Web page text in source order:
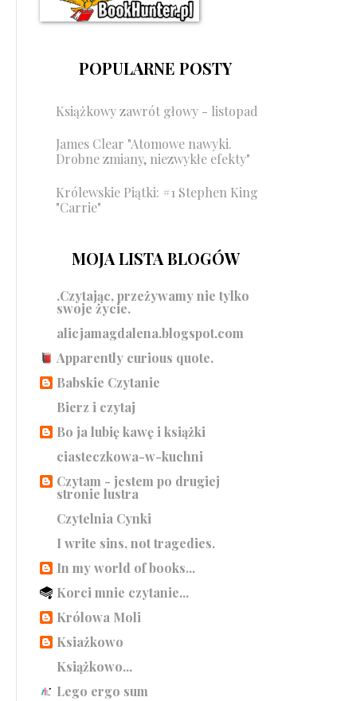
POPULARNE POSTY
Książkowy zawrót głowy - listopad
James Clear "Atomowe nawyki.
Drobne zmiany, niezwykłe efekty"
Królewskie Piątki: #1 Stephen King
"Carrie"
MOJA LISTA BLOGÓW
.Czytając, przeżywamy nie tylko
swoje życie.
alicjamagdalena.blogspot.com
Apparently curious quote.
Babskie Czytanie
Bierz i czytaj
Bo ja lubię kawę i książki
ciasteczkowa-w-kuchni
Czytam - jestem po drugiej
stronie lustra
Czytelnia Cynki
I write sins, not tragedies.
In my world of books...
Korci mnie czytanie...
Królowa Moli
Ksiażkowo
Książkowo...
Lego ergo sum